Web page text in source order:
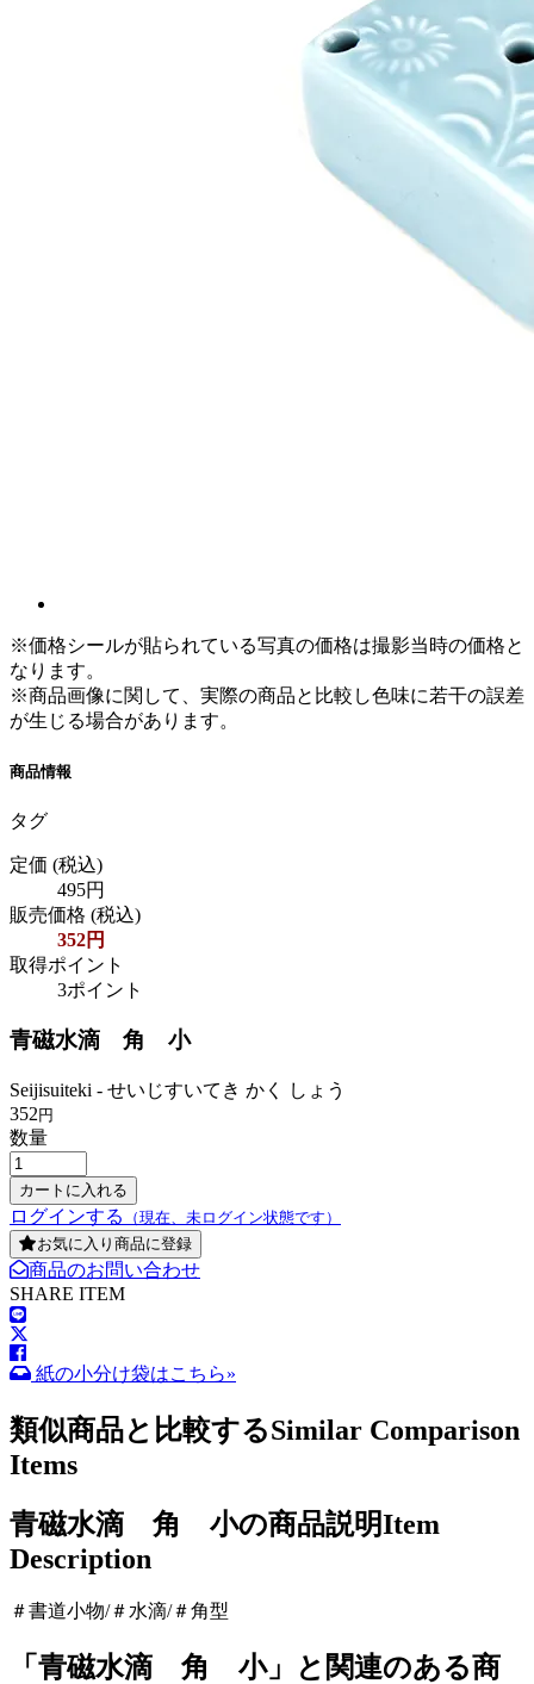
※価格シールが貼られている写真の価格は撮影当時の価格と
なります。
※商品画像に関して、実際の商品と比較し色味に若干の誤差
が生じる場合があります。
商品情報
タグ
定価 (税込)
495円
販売価格 (税込)
352円
取得ポイント
3ポイント
青磁水滴 角 小
Seijisuiteki - せいじすいてき かく しょう
352 円
数量
ログインする
（現在、未ログイン状態です）
お気に入り商品に登録
商品のお問い合わせ
SHARE ITEM
紙の小分け袋はこちら»
類似商品と比較するSimilar Comparison
Items
青磁水滴 角 小の商品説明Item
Description
＃書道小物/＃水滴/＃角型
「青磁水滴 角 小」と関連のある商